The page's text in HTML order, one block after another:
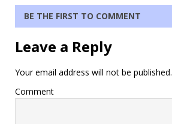
BE THE FIRST TO COMMENT
Leave a Reply
Your email address will not be published.
Comment